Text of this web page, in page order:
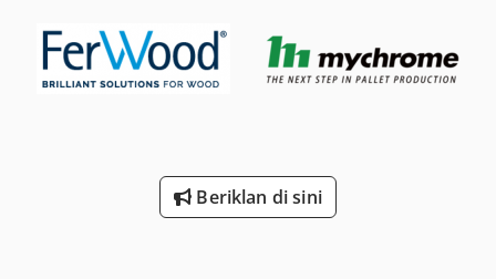
Beriklan di sini